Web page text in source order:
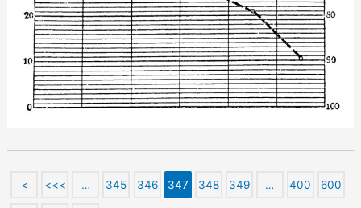
< <<< … 345 346 347 348 349 … 400 600